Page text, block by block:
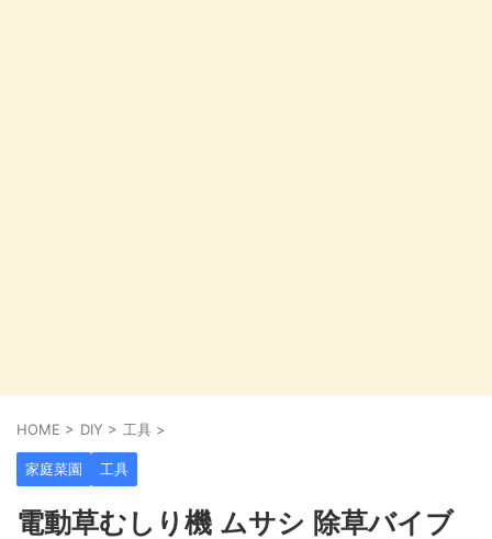
HOME > DIY > 工具 >
家庭菜園 工具
電動草むしり機 ムサシ 除草バイブ